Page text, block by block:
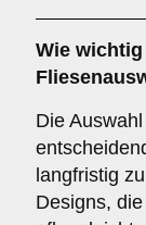
Wie
Die
langfristig
Designs,